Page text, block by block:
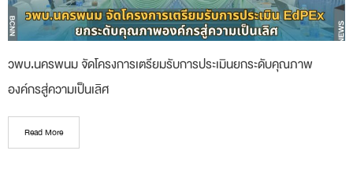
วพบ.นครพนม จัดโครงการเตรียมรับการประเมินยกระดับคุณภาพ
องค์กรสู่ความเป็นเลิศ
Read More